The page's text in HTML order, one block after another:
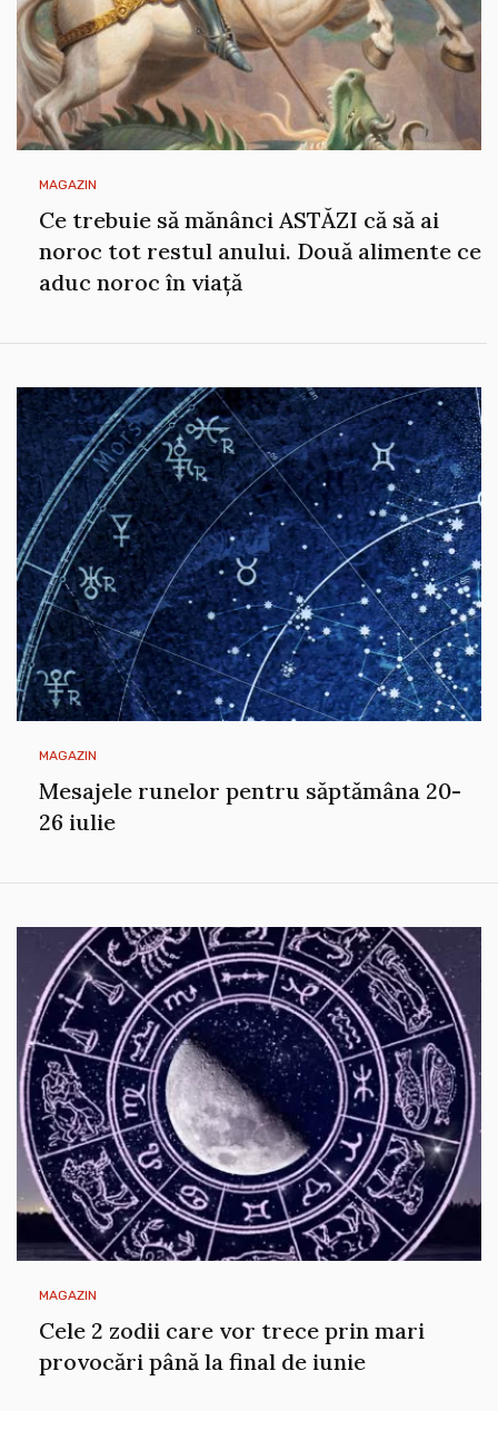
MAGAZIN
Ce trebuie să mănânci ASTĂZI că să ai
noroc tot restul anului. Două alimente ce
aduc noroc în viață
MAGAZIN
Mesajele runelor pentru săptămâna 20-
26 iulie
MAGAZIN
Cele 2 zodii care vor trece prin mari
provocări până la final de iunie